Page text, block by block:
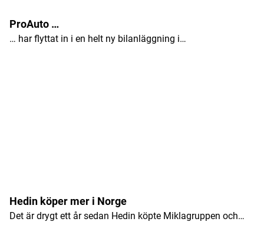
ProAuto …
… har flyttat in i en helt ny bilanläggning i…
Hedin köper mer i Norge
Det är drygt ett år sedan Hedin köpte Miklagruppen och…